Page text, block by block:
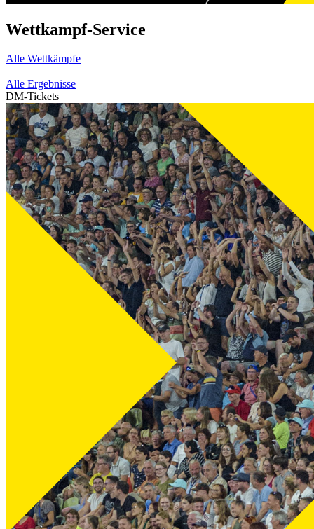
Wettkampf-Service
Alle Wettkämpfe
Alle Ergebnisse
DM-Tickets